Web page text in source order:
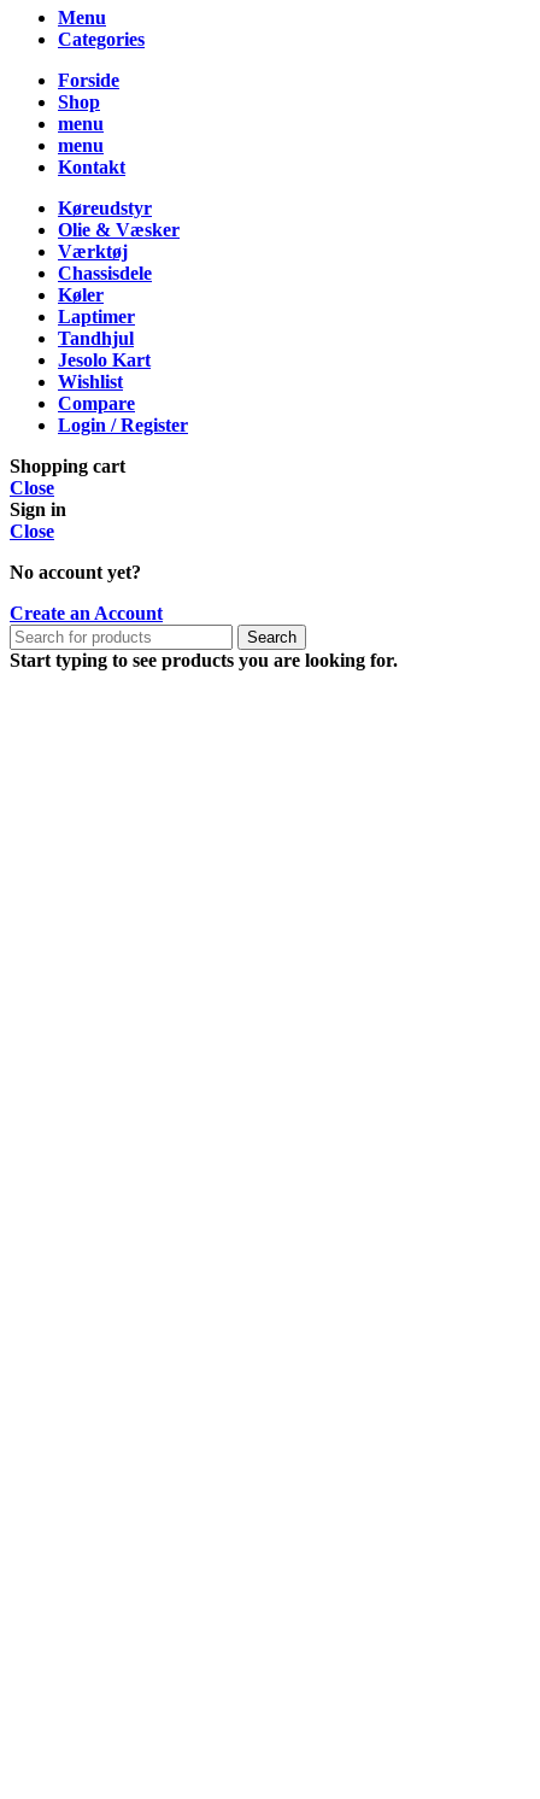
Menu
Categories
Forside
Shop
menu
menu
Kontakt
Køreudstyr
Olie & Væsker
Værktøj
Chassisdele
Køler
Laptimer
Tandhjul
Jesolo Kart
Wishlist
Compare
Login / Register
Shopping cart
Close
Sign in
Close
No account yet?
Create an Account
Search
Start typing to see products you are looking for.